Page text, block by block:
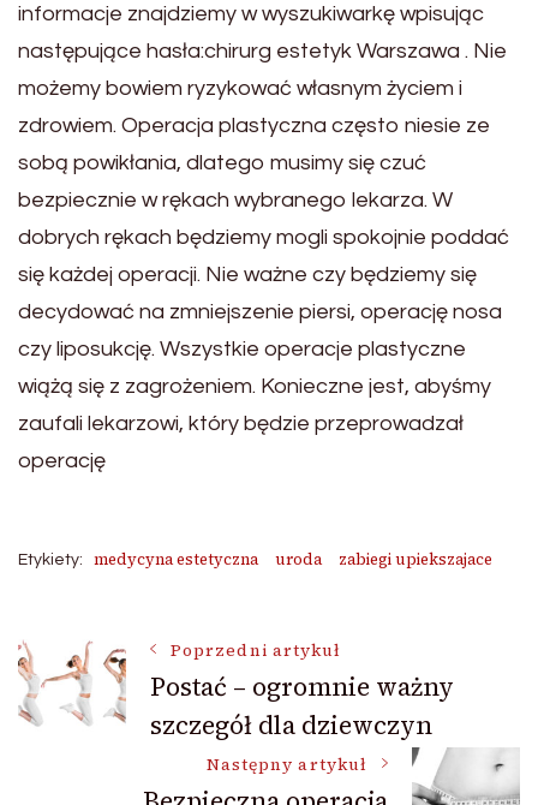
informacje znajdziemy w wyszukiwarkę wpisując
następujące hasła:chirurg estetyk Warszawa . Nie
możemy bowiem ryzykować własnym życiem i
zdrowiem. Operacja plastyczna często niesie ze
sobą powikłania, dlatego musimy się czuć
bezpiecznie w rękach wybranego lekarza. W
dobrych rękach będziemy mogli spokojnie poddać
się każdej operacji. Nie ważne czy będziemy się
decydować na zmniejszenie piersi, operację nosa
czy liposukcję. Wszystkie operacje plastyczne
wiążą się z zagrożeniem. Konieczne jest, abyśmy
zaufali lekarzowi, który będzie przeprowadzał
operację
Etykiety: medycyna estetyczna uroda zabiegi upiekszajace
Nawigacja
wpisu
Poprzedni artykuł
Postać – ogromnie ważny
szczegół dla dziewczyn
Następny artykuł